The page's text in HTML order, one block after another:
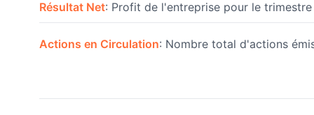
Résultat Net: Profit de l'entreprise pour le trimestre
Actions en Circulation: Nombre total d'actions